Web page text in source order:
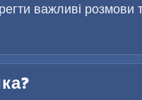
важливі розмови